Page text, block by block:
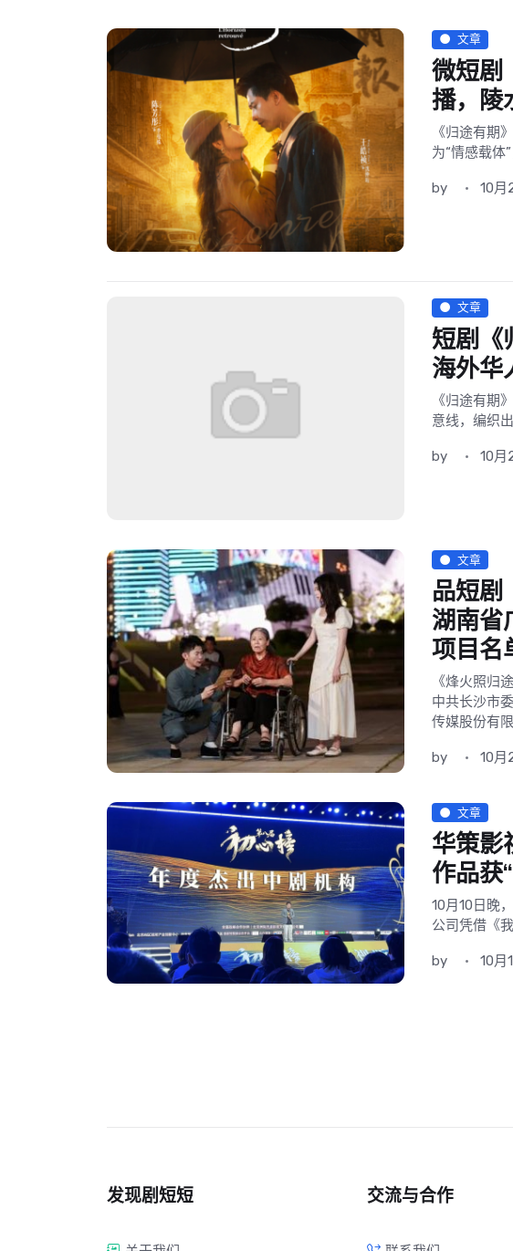
文章
微短剧
播，陵
《归途有期
为“情感载体
by 10月
文章
短剧《
海外华
《归途有期
意线，编织
by 10月
文章
品短剧
湖南省
项目名
《烽火照归
中共长沙市
传媒股份有
by 10月
文章
华策影
作品获
10月10日晚
公司凭借《
by 10月
发现剧短短 交流与合作